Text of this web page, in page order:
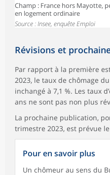
Champ : France hors Mayotte,
en logement ordinaire
Source : Insee, enquête Emploi
Révisions et
Par rapport à la première
2023, le taux de chômage
inchangé à 7,1 %. Les taux
ans ne sont pas non plus
La prochaine publication,
trimestre 2023, est prévue
Pour en savoir plus
Un chômeur au sens du